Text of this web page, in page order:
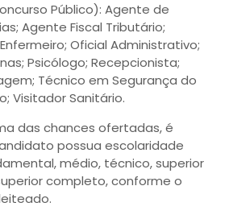
Público): Agente de
Agente Fiscal Tributário;
Oficial Administrativo;
Psicólogo; Recepcionista;
Técnico em Segurança do
Visitador Sanitário.
das chances ofertadas, é
possua escolaridade
médio, técnico, superior
completo, conforme o